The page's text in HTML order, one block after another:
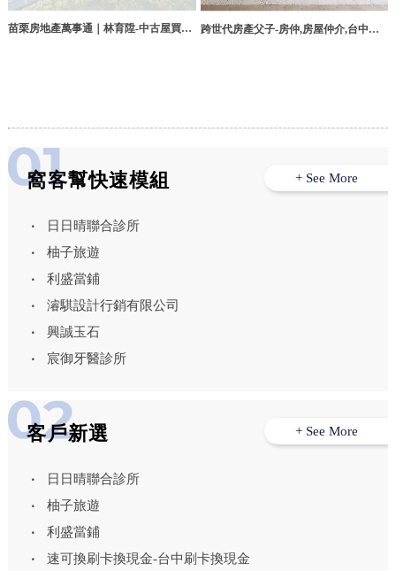
苗栗房地產萬事通｜林育陞-中古屋買賣,
跨世代房產父子-房仲,房屋仲介,台中房
窩客幫快速模組
日日晴聯合診所
柚子旅遊
利盛當鋪
濬騏設計行銷有限公司
興誠玉石
宸御牙醫診所
+ See More
客戶新選
日日晴聯合診所
柚子旅遊
利盛當鋪
速可換刷卡換現金-台中刷卡換現金
+ See More